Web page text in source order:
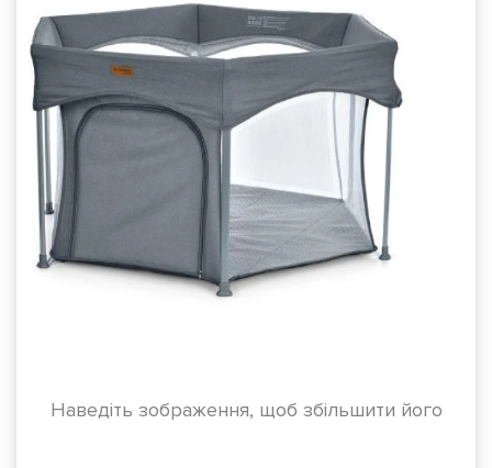
Наведіть зображення, щоб збільшити його